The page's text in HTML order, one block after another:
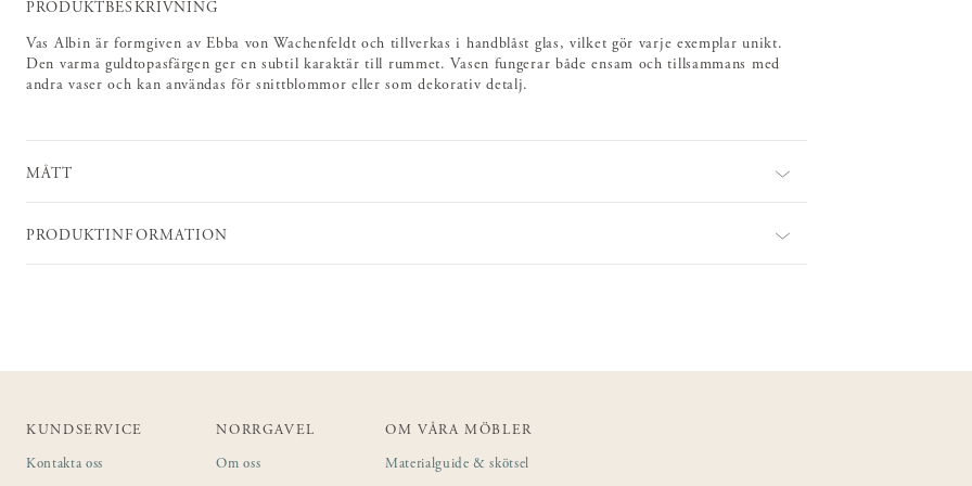
PRODUKTBESKRIVNING
Vas Albin är formgiven av Ebba von Wachenfeldt och tillverkas i handblåst glas, vilket gör varje exemplar unikt.
Den varma guldtopasfärgen ger en subtil karaktär till rummet. Vasen fungerar både ensam och tillsammans med
andra vaser och kan användas för snittblommor eller som dekorativ detalj.
MÅTT
PRODUKTINFORMATION
KUNDSERVICE
Kontakta oss
NORRGAVEL
Om oss
OM VÅRA MÖBLER
Materialguide & skötsel